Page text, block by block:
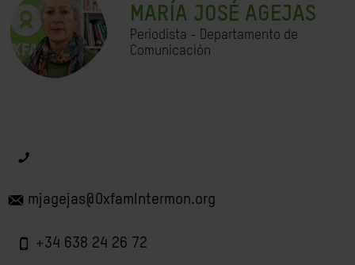
MARÍA JOSÉ AGEJAS
Periodista - Departamento de
Comunicación
mjagejas@OxfamIntermon.org
+34 638 24 26 72